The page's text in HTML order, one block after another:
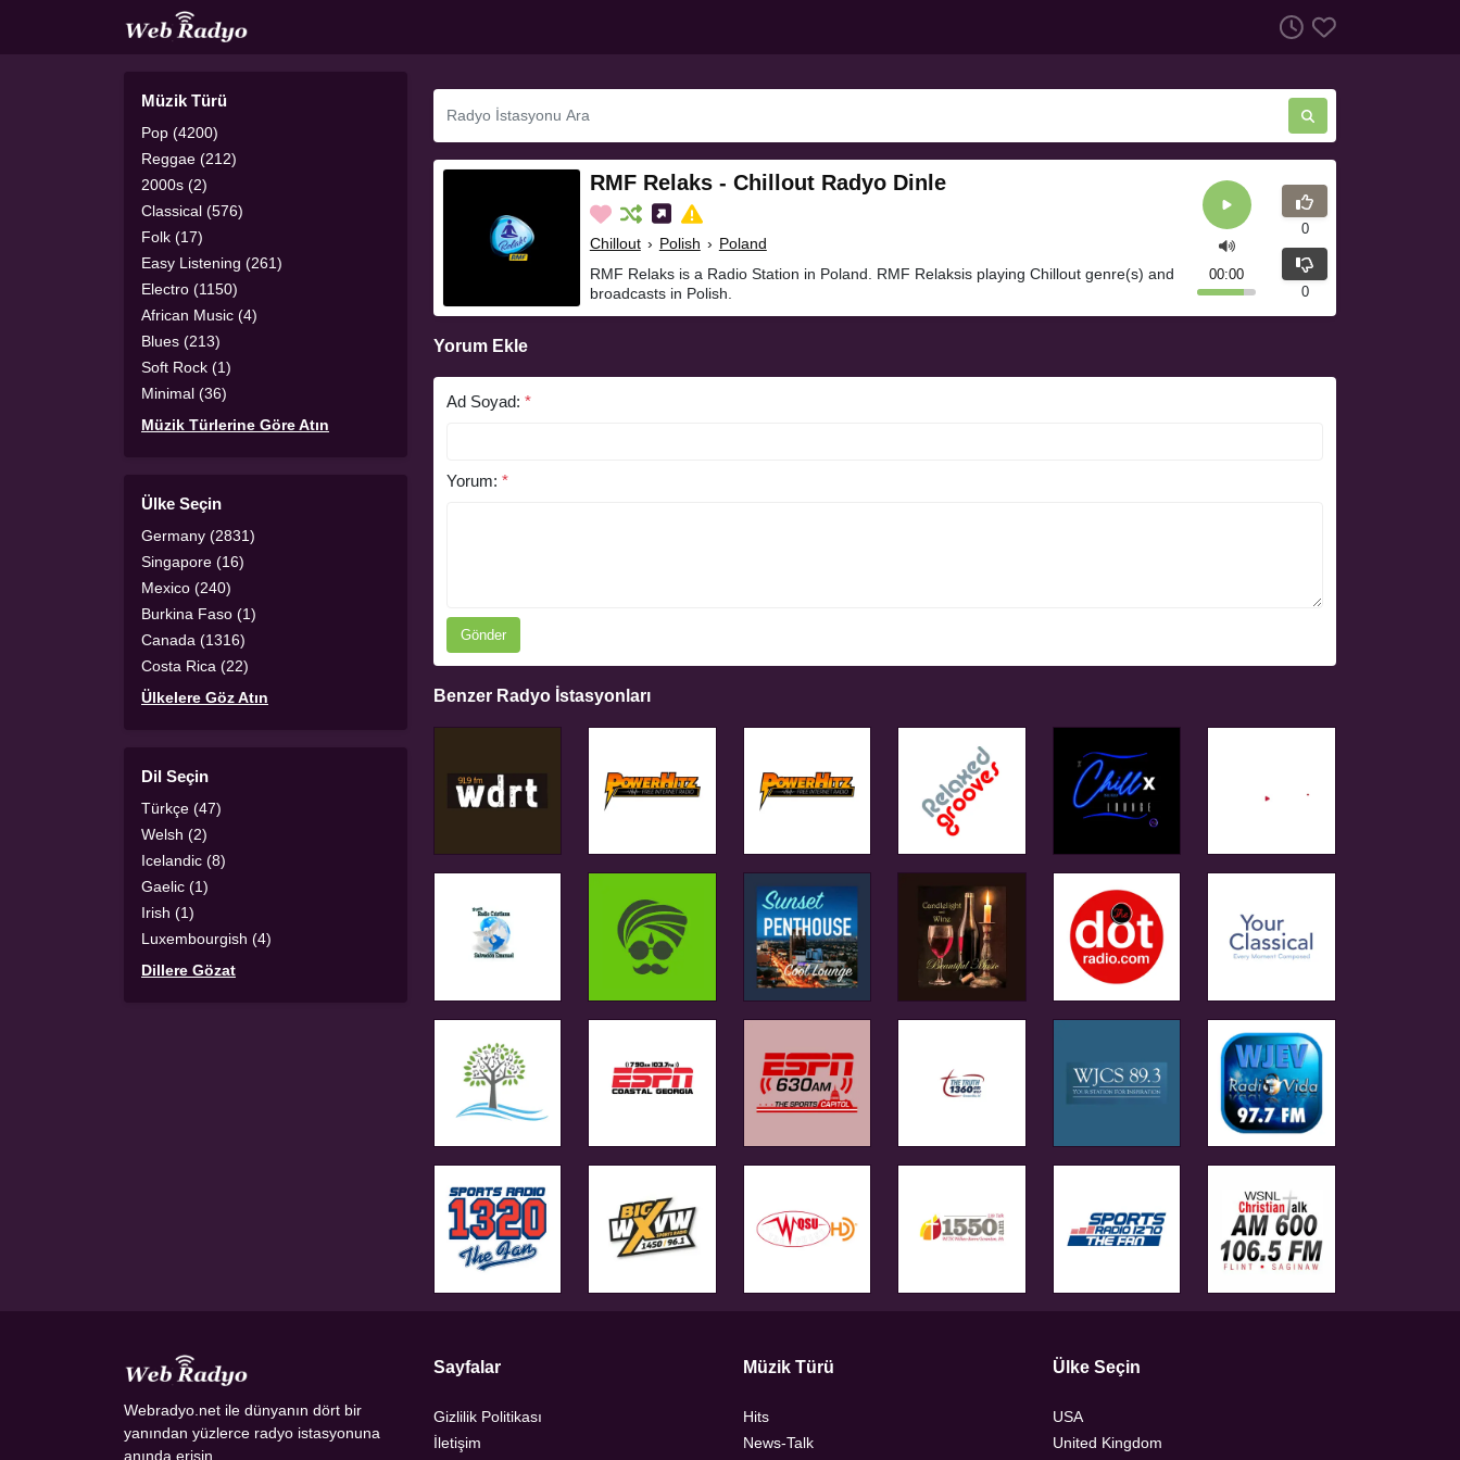
Müzik Türü
Pop (4200)
Reggae (212)
2000s (2)
Classical (576)
Folk (17)
Easy Listening (261)
Electro (1150)
African Music (4)
Blues (213)
Soft Rock (1)
Minimal (36)
Müzik Türlerine Göre Atın
Ülke Seçin
Germany (2831)
Singapore (16)
Mexico (240)
Burkina Faso (1)
Canada (1316)
Costa Rica (22)
Ülkelere Göz Atın
Dil Seçin
Türkçe (47)
Welsh (2)
Icelandic (8)
Gaelic (1)
Irish (1)
Luxembourgish (4)
Dillere Gözat
RMF Relaks - Chillout Radyo Dinle
Chillout › Polish › Poland
RMF Relaks is a Radio Station in Poland. RMF Relaksis playing Chillout genre(s) and
broadcasts in Polish.
00:00
0
0
Yorum Ekle
Ad Soyad: *
Yorum: *
Gönder
Benzer Radyo İstasyonları
Webradyo.net ile dünyanın dört bir
yanından yüzlerce radyo istasyonuna
anında erişin.
Sayfalar
Gizlilik Politikası
İletişim
Müzik Türü
Hits
News-Talk
Ülke Seçin
USA
United Kingdom